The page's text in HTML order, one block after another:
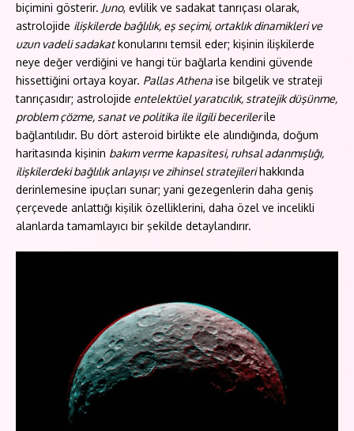
biçimini gösterir. Juno, evlilik ve sadakat tanrıçası olarak,
astrolojide ilişkilerde bağlılık, eş seçimi, ortaklık dinamikleri ve
uzun vadeli sadakatkonularını temsil eder; kişinin ilişkilerde
neye değer verdiğini ve hangi tür bağlarla kendini güvende
hissettiğini ortaya koyar. Pallas Athena ise bilgelik ve strateji
tanrıçasıdır; astrolojide entelektüel yaratıcılık, stratejik düşünme,
problem çözme, sanat ve politika ile ilgili becerilerile
bağlantılıdır. Bu dört asteroid birlikte ele alındığında, doğum
haritasında kişinin bakım verme kapasitesi, ruhsal adanmışlığı,
ilişkilerdeki bağlılık anlayışı ve zihinsel stratejilerihakkında
derinlemesine ipuçları sunar; yani gezegenlerin daha geniş
çerçevede anlattığı kişilik özelliklerini, daha özel ve incelikli
alanlarda tamamlayıcı bir şekilde detaylandırır.